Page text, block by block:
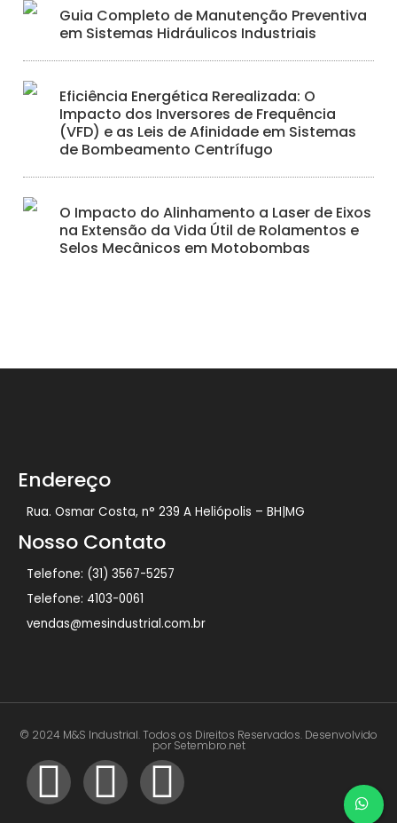
Guia Completo de Manutenção Preventiva
em Sistemas Hidráulicos Industriais
Eficiência Energética Rerealizada: O
Impacto dos Inversores de Frequência
(VFD) e as Leis de Afinidade em Sistemas
de Bombeamento Centrífugo
O Impacto do Alinhamento a Laser de Eixos
na Extensão da Vida Útil de Rolamentos e
Selos Mecânicos em Motobombas
Endereço
Rua. Osmar Costa, n° 239 A Heliópolis – BH|MG
Nosso Contato
Telefone: (31) 3567-5257
Telefone: 4103-0061
vendas@mesindustrial.com.br
© 2024 M&S Industrial. Todos os Direitos Reservados. Desenvolvido
por Setembro.net